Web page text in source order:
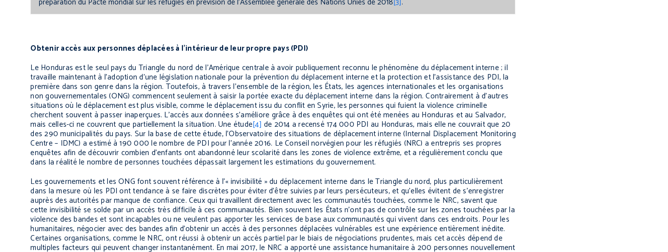
Obtenir accès aux personnes déplacées à l’intérieur de leur propre pays (PDI)
Le Honduras est le seul pays du Triangle du nord de l’Amérique centrale à avoir publiquement reconnu le phénomène du déplacement interne ; il
travaille maintenant à l’adoption d’une législation nationale pour la prévention du déplacement interne et la protection et l’assistance des PDI, la
première dans son genre dans la région. Toutefois, à travers l’ensemble de la région, les États, les agences internationales et les organisations
non gouvernementales (ONG) commencent seulement à saisir la portée exacte du déplacement interne dans la région. Contrairement à d’autres
situations où le déplacement est plus visible, comme le déplacement issu du conflit en Syrie, les personnes qui fuient la violence criminelle
cherchent souvent à passer inaperçues. L’accès aux données s’améliore grâce à des enquêtes qui ont été menées au Honduras et au Salvador,
mais celles-ci ne couvrent que partiellement la situation. Une étude[4] de 2014 a recensé 174 000 PDI au Honduras, mais elle ne couvrait que 20
des 290 municipalités du pays. Sur la base de cette étude, l’Observatoire des situations de déplacement interne (Internal Displacement Monitoring
Centre – IDMC) a estimé à 190 000 le nombre de PDI pour l’année 2016. Le Conseil norvégien pour les réfugiés (NRC) a entrepris ses propres
enquêtes afin de découvrir combien d’enfants ont abandonné leur scolarité dans les zones de violence extrême, et a régulièrement conclu que
dans la réalité le nombre de personnes touchées dépassait largement les estimations du gouvernement.
Les gouvernements et les ONG font souvent référence à l’« invisibilité » du déplacement interne dans le Triangle du nord, plus particulièrement
dans la mesure où les PDI ont tendance à se faire discrètes pour éviter d’être suivies par leurs persécuteurs, et qu’elles évitent de s’enregistrer
auprès des autorités par manque de confiance. Ceux qui travaillent directement avec les communautés touchées, comme le NRC, savent que
cette invisibilité se solde par un accès très difficile à ces communautés. Bien souvent les États n’ont pas de contrôle sur les zones touchées par la
violence des bandes et sont incapables ou ne veulent pas apporter les services de base aux communautés qui vivent dans ces endroits. Pour les
humanitaires, négocier avec des bandes afin d’obtenir un accès à des personnes déplacées vulnérables est une expérience entièrement inédite.
Certaines organisations, comme le NRC, ont réussi à obtenir un accès partiel par le biais de négociations prudentes, mais cet accès dépend de
multiples facteurs qui peuvent changer instantanément. En mai 2017, le NRC a apporté une assistance humanitaire à 200 personnes nouvellement